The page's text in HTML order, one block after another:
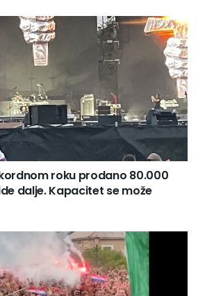
roku prodano 80.000
dalje. Kapacitet se može